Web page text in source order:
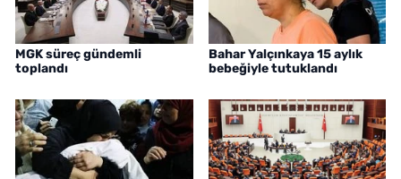
MGK süreç gündemli
toplandı
Bahar Yalçınkaya 15 aylık
bebeğiyle tutuklandı